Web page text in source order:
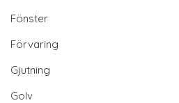
Fönster
Förvaring
Gjutning
Golv